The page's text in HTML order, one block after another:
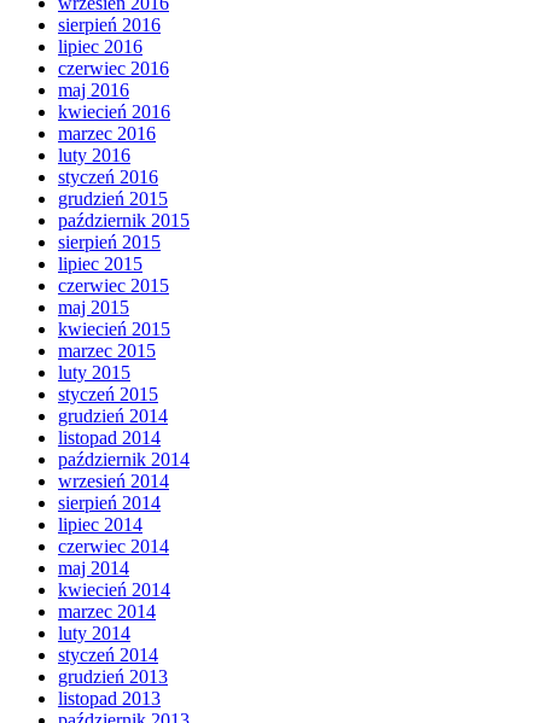
sierpień 2016
lipiec 2016
czerwiec 2016
maj 2016
kwiecień 2016
marzec 2016
luty 2016
styczeń 2016
grudzień 2015
październik 2015
sierpień 2015
lipiec 2015
czerwiec 2015
maj 2015
kwiecień 2015
marzec 2015
luty 2015
styczeń 2015
grudzień 2014
listopad 2014
październik 2014
wrzesień 2014
sierpień 2014
lipiec 2014
czerwiec 2014
maj 2014
kwiecień 2014
marzec 2014
luty 2014
styczeń 2014
grudzień 2013
listopad 2013